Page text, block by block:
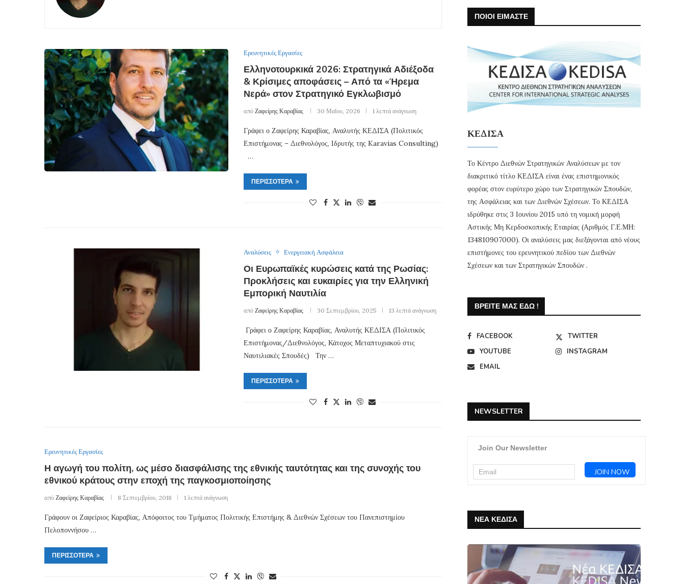
Ερευνητικές Εργασίες
Ελληνοτουρκικά 2026: Στρατηγικά Αδιέξοδα
& Κρίσιμες αποφάσεις – Από τα «Ήρεμα
Νερά» στον Στρατηγικό Εγκλωβισμό
από Ζαφείρης Καραβίας 30 Μαΐου, 2026 1 λεπτά ανάγνωση
Γράφει ο Ζαφείρης Καραβίας, Αναλυτής ΚΕΔΙΣΑ (Πολιτικός
Επιστήμονας – Διεθνολόγος, Ιδρυτής της Karavias Consulting)
…
ΠΕΡΙΣΣΌΤΕΡΑ
Αναλύσεις Ενεργειακή Ασφάλεια
Οι Ευρωπαϊκές κυρώσεις κατά της Ρωσίας:
Προκλήσεις και ευκαιρίες για την Ελληνική
Εμπορική Ναυτιλία
από Ζαφείρης Καραβίας 30 Σεπτεμβρίου, 2025 13 λεπτά ανάγνωση
Γράφει ο Ζαφείρης Καραβίας, Αναλυτής ΚΕΔΙΣΑ (Πολιτικός
Επιστήμονας/Διεθνολόγος, Κάτοχος Μεταπτυχιακού στις
Ναυτιλιακές Σπουδές) Την …
ΠΕΡΙΣΣΌΤΕΡΑ
Ερευνητικές Εργασίες
Η αγωγή του πολίτη, ως μέσο διασφάλισης της εθνικής ταυτότητας και της συνοχής του
εθνικού κράτους στην εποχή της παγκοσμιοποίησης
από Ζαφείρης Καραβίας 8 Σεπτεμβρίου, 2018 1 λεπτά ανάγνωση
Γράφουν οι Ζαφείριος Καραβίας, Απόφοιτος του Τμήματος Πολιτικής Επιστήμης & Διεθνών Σχέσεων του Πανεπιστημίου
Πελοποννήσου …
ΠΕΡΙΣΣΌΤΕΡΑ
ΠΟΙΟΙ ΕΙΜΑΣΤΕ
ΚΕΔΙΣΑ
Το Κέντρο Διεθνών Στρατηγικών Αναλύσεων με τον
διακριτικό τίτλο ΚΕΔΙΣΑ είναι ένας επιστημονικός
φορέας στον ευρύτερο χώρο των Στρατηγικών Σπουδών,
της Ασφάλειας και των Διεθνών Σχέσεων. Το ΚΕΔΙΣΑ
ιδρύθηκε στις 3 Ιουνίου 2015 υπό τη νομική μορφή
Αστικής Μη Κερδοσκοπικής Εταιρίας (Αριθμός Γ.Ε.ΜΗ:
134810907000). Οι αναλύσεις μας διεξάγονται από νέους
επιστήμονες του ερευνητικού πεδίου των Διεθνών
Σχέσεων και των Στρατηγικών Σπουδών .
ΒΡΕΊΤΕ ΜΑΣ ΕΔΏ !
FACEBOOK
TWITTER
YOUTUBE
INSTAGRAM
EMAIL
NEWSLETTER
Join Our Newsletter
ΝΕΑ ΚΕΔΙΣΑ